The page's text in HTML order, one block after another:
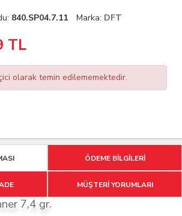
840.SP04.7.11 Marka: DFT
TL
olarak temin edilememektedir.
ÖDEME BİLGİLERİ
MÜŞTERİ YORUMLARI
7,4 gr.